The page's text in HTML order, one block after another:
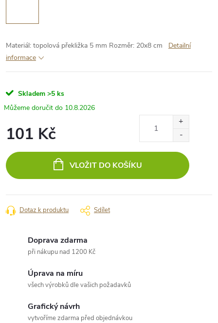
Materiál: topolová překližka 5 mm Rozměr: 20x8 cm
Detailní
informace
Skladem >5 ks
10.8.2026
101 Kč
cena:
VLOŽIT DO KOŠÍKU
Dotaz k produktu Sdílet
Doprava zdarma
při nákupu nad 1200 Kč
Úprava na míru
všech výrobků dle vašich požadavků
Grafický návrh
vytvoříme zdarma před objednávkou